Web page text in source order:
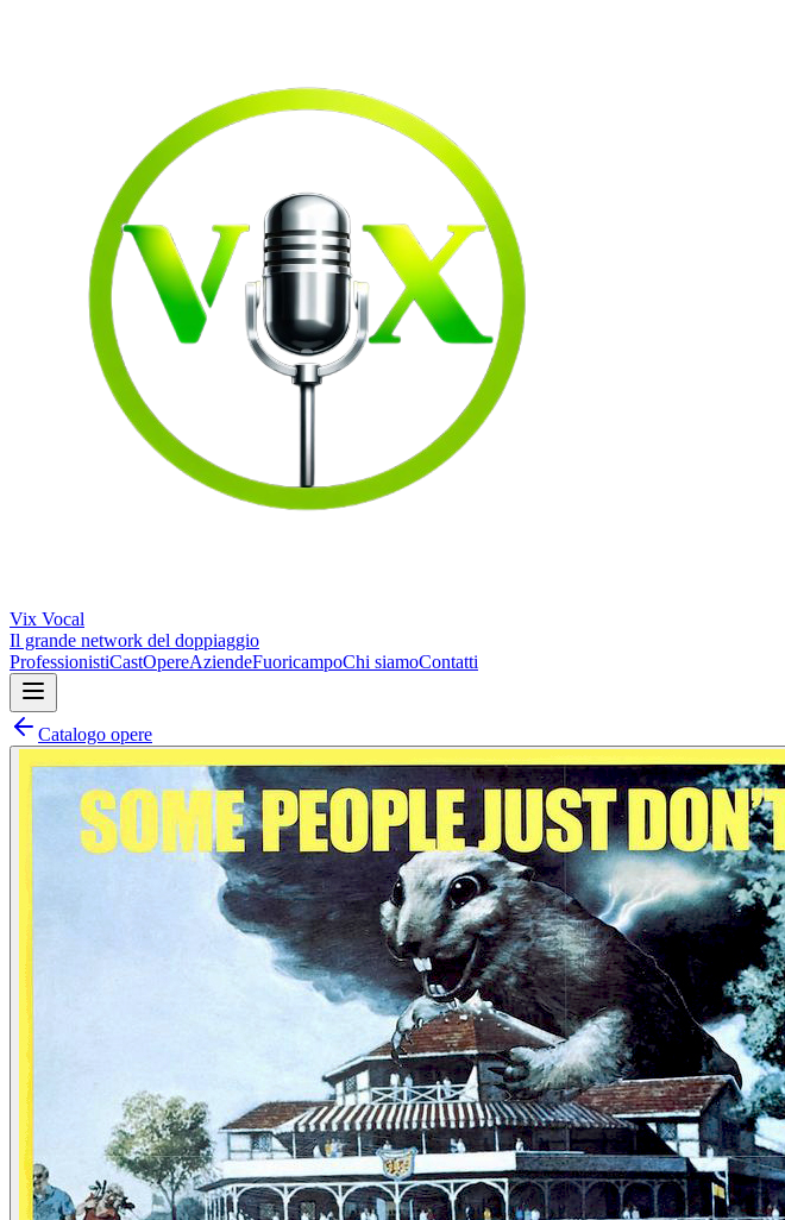
Vix Vocal
Il grande network del doppiaggio
ProfessionistiCastOpereAziendeFuoricampoChi siamoContatti
Catalogo opere